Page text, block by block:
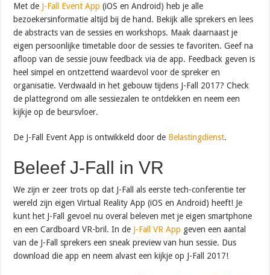
Met de J-Fall Event App (iOS en Android) heb je alle
bezoekersinformatie altijd bij de hand. Bekijk alle sprekers en lees
de abstracts van de sessies en workshops. Maak daarnaast je
eigen persoonlijke timetable door de sessies te favoriten. Geef na
afloop van de sessie jouw feedback via de app. Feedback geven is
heel simpel en ontzettend waardevol voor de spreker en
organisatie. Verdwaald in het gebouw tijdens J-Fall 2017? Check
de plattegrond om alle sessiezalen te ontdekken en neem een
kijkje op de beursvloer.
De J-Fall Event App is ontwikkeld door de Belastingdienst.
Beleef J-Fall in VR
We zijn er zeer trots op dat J-Fall als eerste tech-conferentie ter
wereld zijn eigen Virtual Reality App (iOS en Android) heeft! Je
kunt het J-Fall gevoel nu overal beleven met je eigen smartphone
en een Cardboard VR-bril. In de J-Fall VR App geven een aantal
van de J-Fall sprekers een sneak preview van hun sessie. Dus
download die app en neem alvast een kijkje op J-Fall 2017!